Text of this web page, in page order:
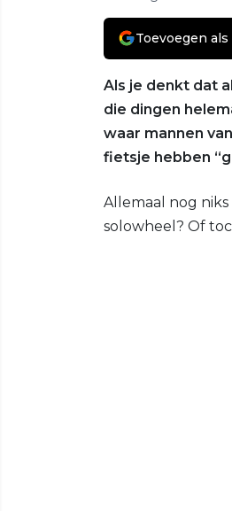
Toevoegen
Als je denkt dat
die dingen
waar mannen
fietsje hebben
Allemaal nog
solowheel? Of